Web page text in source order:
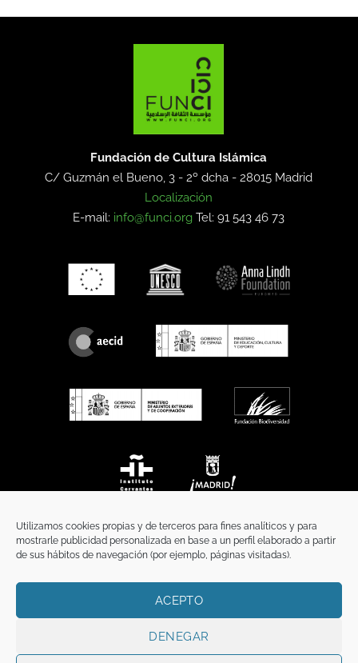
Utilizamos cookies propias y de terceros para fines analíticos y para
mostrarle publicidad personalizada en base a un perfil elaborado a partir
de sus hábitos de navegación (por ejemplo, páginas visitadas).
ACEPTO
DENEGAR
Fundación de Cultura Islámica
C/ Guzmán el Bueno, 3 - 2º dcha -28015 Madrid
Localización
E-mail: info@funci.org Tel: 91 543 46 73
TÉRMINOS Y CONDICIONES
Copyright 2026 ©FunciFUNCI es titular de los derechos de propiedad